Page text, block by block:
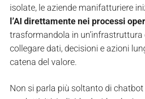
isolate, le aziende manifatturiere
l’AI direttamente nei processi
trasformandola in un’infrastruttura
collegare dati, decisioni e azioni
catena del valore.
Non si parla più soltanto di